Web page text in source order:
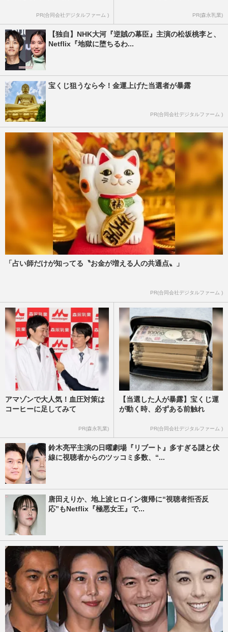
PR(合同会社デジタルファーム ) PR(森永乳業)
【独自】NHK大河『逆賊の幕臣』主演の松坂桃李と、
Netflix『地獄に堕ちるわ...
宝くじ狙うなら今！金運上げた当選者が暴露
PR(合同会社デジタルファーム )
「占い師だけが知ってる〝お金が増える人の共通点〟」
PR(合同会社デジタルファーム )
アマゾンで大人気！血圧対策は
コーヒーに足してみて
PR(森永乳業)
【当選した人が暴露】宝くじ運
が動く時、必ずある前触れ
PR(合同会社デジタルファーム )
鈴木亮平主演の日曜劇場『リブート』多すぎる謎と伏
線に視聴者からのツッコミ多数、“...
唐田えりか、地上波ヒロイン復帰に“視聴者拒否反
応”もNetflix『極悪女王』で...